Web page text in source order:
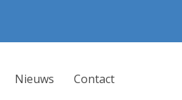
Nieuws Contact